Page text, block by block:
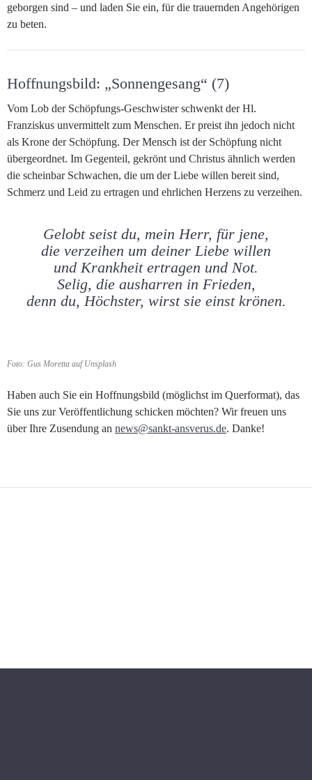
geborgen sind – und laden Sie ein, für die trauernden Angehörigen
zu beten.
Hoffnungsbild: „Sonnengesang“ (7)
Vom Lob der Schöpfungs-Geschwister schwenkt der Hl.
Franziskus unvermittelt zum Menschen. Er preist ihn jedoch nicht
als Krone der Schöpfung. Der Mensch ist der Schöpfung nicht
übergeordnet. Im Gegenteil, gekrönt und Christus ähnlich werden
die scheinbar Schwachen, die um der Liebe willen bereit sind,
Schmerz und Leid zu ertragen und ehrlichen Herzens zu verzeihen.
Gelobt seist du, mein Herr, für jene,
die verzeihen um deiner Liebe willen
und Krankheit ertragen und Not.
Selig, die ausharren in Frieden,
denn du, Höchster, wirst sie einst krönen.
Foto: Gus Moretta auf Unsplash
Haben auch Sie ein Hoffnungsbild (möglichst im Querformat), das
Sie uns zur Veröffentlichung schicken möchten? Wir freuen uns
über Ihre Zusendung an news@sankt-ansverus.de. Danke!